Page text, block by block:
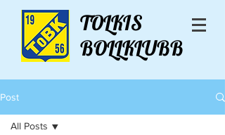
TOLKIS
BOLLKLUBB
Post
All Posts